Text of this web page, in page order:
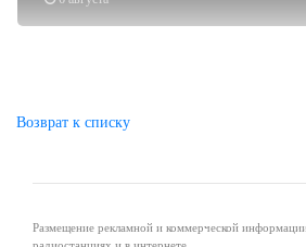
Возврат к списку
Размещение рекламной и коммерческой информации